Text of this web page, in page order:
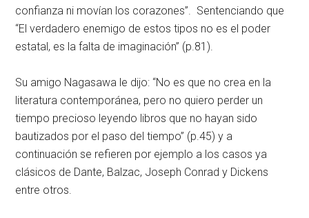
confianza ni movían los corazones”. Sentenciando que
“El verdadero enemigo de estos tipos no es el poder
estatal, es la falta de imaginación” (p.81).
Su amigo Nagasawa le dijo: “No es que no crea en la
literatura contemporánea, pero no quiero perder un
tiempo precioso leyendo libros que no hayan sido
bautizados por el paso del tiempo” (p.45) y a
continuación se refieren por ejemplo a los casos ya
clásicos de Dante, Balzac, Joseph Conrad y Dickens
entre otros.